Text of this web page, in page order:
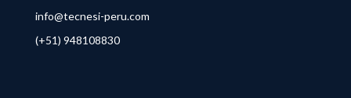
info@tecnesi-peru.com
(+51) 948108830